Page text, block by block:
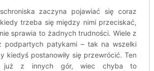
zaczyna pojawiać się coraz
trzeba się między nimi przeciskać,
sprawia to żadnych trudności. Wiele z
podpartych patykami – tak na wszelki
kiedyś postanowiły się przewrócić. Ten
już z innych gór, wiec chyba to